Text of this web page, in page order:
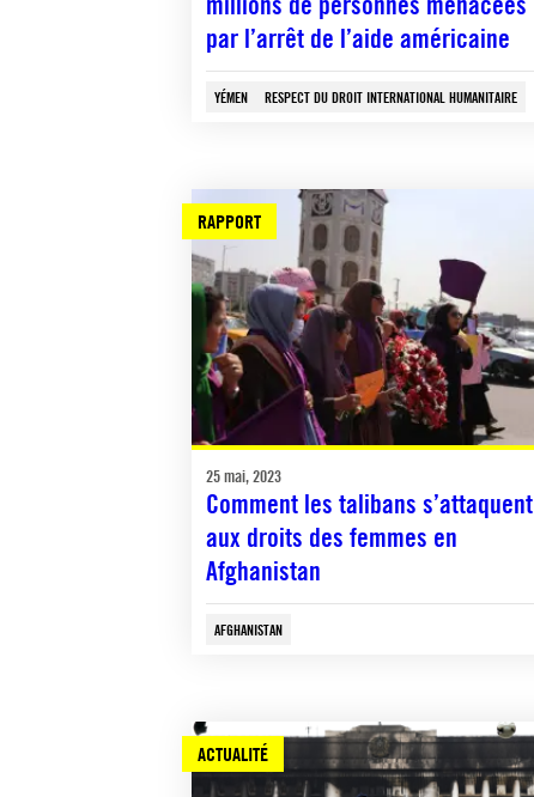
par l’arrêt de l’aide américaine
YÉMEN RESPECT DU DROIT INTERNATIONAL HUMANITAIRE
RAPPORT
25 mai, 2023
Comment les talibans s’attaquent
aux droits des femmes en
Afghanistan
AFGHANISTAN
ACTUALITÉ